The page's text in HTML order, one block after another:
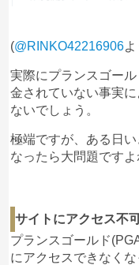
(@RINKO42216906
実際にプランスゴー
金されていない事実
ないでしょう。
極端ですが、ある日
なったら大問題ですよ
サイトにアクセス不
プランスゴールド
にアクセスできなくな